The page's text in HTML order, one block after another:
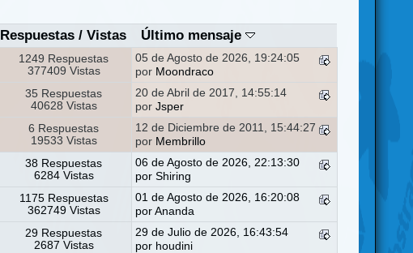
Respuestas /Vistas Último mensaje
1249 Respuestas
377409 Vistas
05 de Agosto de 2026, 19:24:05
por Moondraco
35 Respuestas
40628 Vistas
20 de Abril de 2017, 14:55:14
porJsper
6 Respuestas
19533 Vistas
12 de Diciembre de 2011, 15:44:27
por Membrillo
38 Respuestas
6284 Vistas
06 de Agosto de 2026, 22:13:30
porShiring
1175 Respuestas
362749 Vistas
01 de Agosto de 2026, 16:20:08
porAnanda
29 Respuestas
2687 Vistas
29 de Julio de 2026, 16:43:54
por houdini